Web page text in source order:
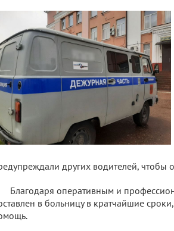
других водителей, чтобы
Благодаря оперативным и
в больницу в кратчайшие